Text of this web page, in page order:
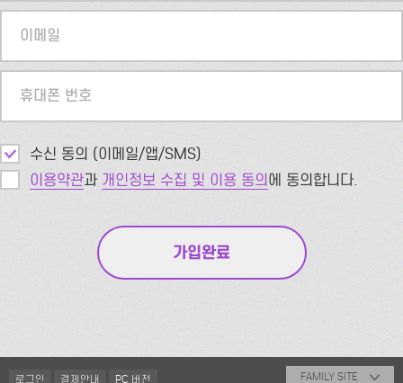
이메일
휴대폰 번호
수신 동의 (이메일/앱/SMS)
이용약관과 개인정보 수집 및 이용 동의에 동의합니다.
로그인 결제안내 PC 버전 FAMILY SITE